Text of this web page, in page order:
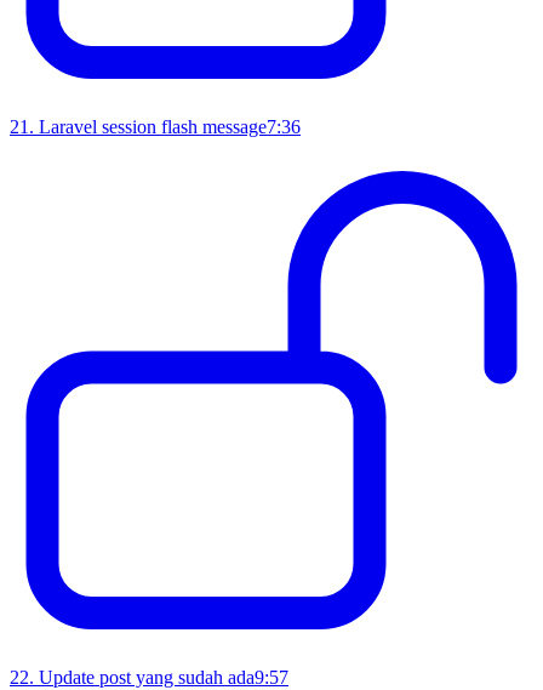
21 . Laravel session flash message7:36
22. Update post yang sudah ada9:57